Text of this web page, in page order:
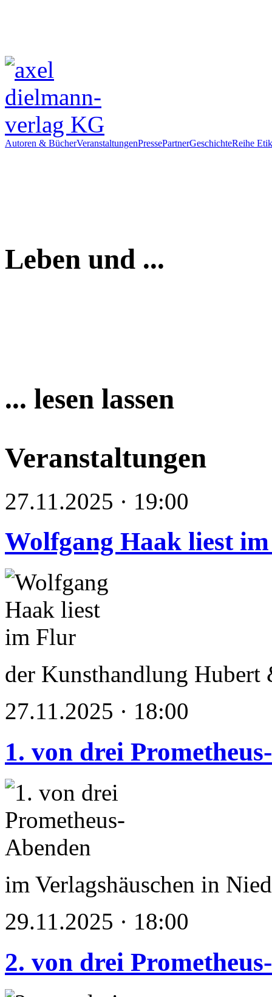
Autoren & BücherVeranstaltungenPressePartnerGeschichteReihe
Leben und ...
... lesen lassen
Veranstaltungen
27.11.2025 · 19:00
Wolfgang Haak liest
der Kunsthandlung Hubert
27.11.2025 · 18:00
1. von drei
im Verlagshäuschen in
29.11.2025 · 18:00
2. von drei